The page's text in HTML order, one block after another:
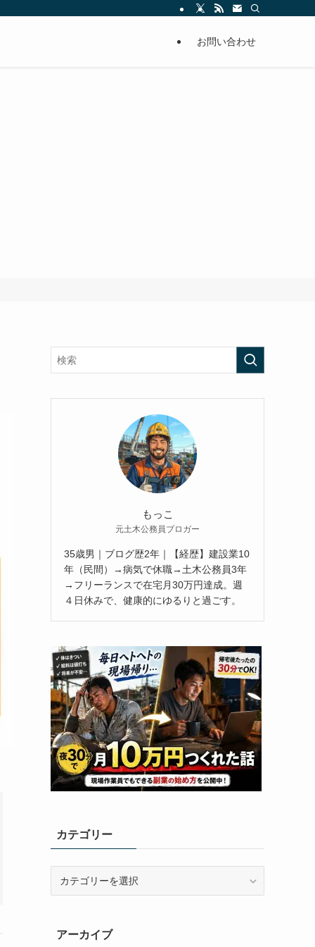
お問い合わせ
もっこ
元土木公務員ブロガー
35歳男｜ブログ歴2年｜【経歴】建設業10
年（民間）→病気で休職→土木公務員3年
→フリーランスで在宅月30万円達成。週
４日休みで、健康的にゆるりと過ごす。
カテゴリー
ーアーカイブ